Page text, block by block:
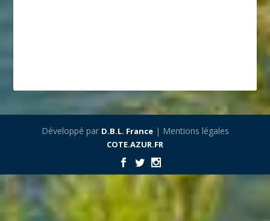
Développé par D.B.L. France| Mentions légales
COTE.AZUR.FR